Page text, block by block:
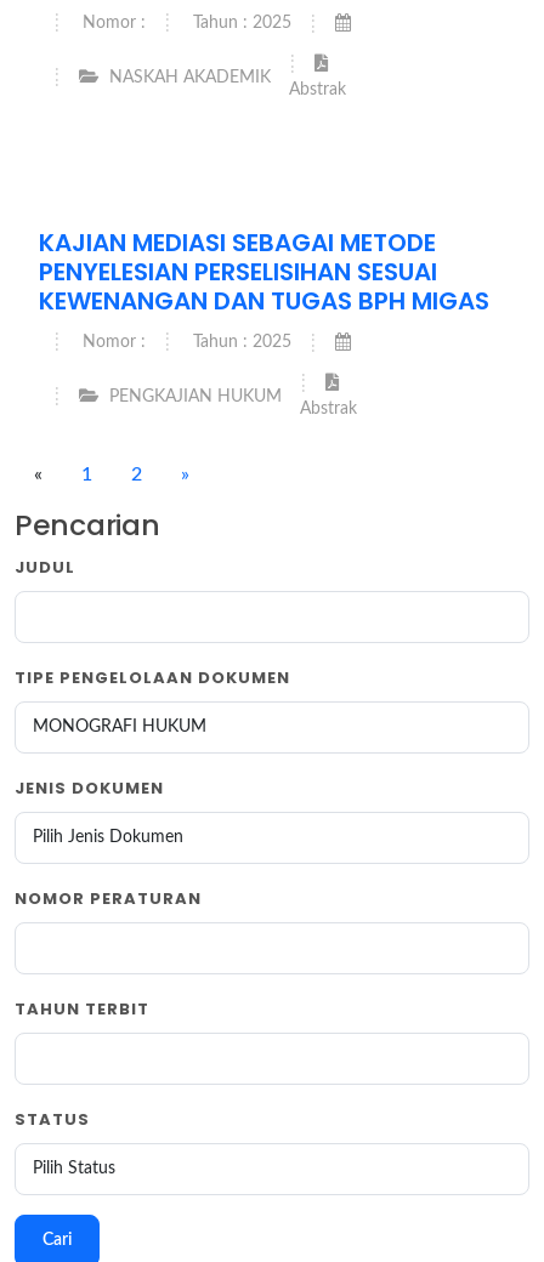
Nomor : Tahun : 2025
NASKAH AKADEMIK
Abstrak
KAJIAN MEDIASI SEBAGAI METODE
PENYELESIAN PERSELISIHAN SESUAI
KEWENANGAN DAN TUGAS BPH MIGAS
Nomor : Tahun : 2025
PENGKAJIAN HUKUM
Abstrak
« 1 2 »
Pencarian
JUDUL
TIPE PENGELOLAAN DOKUMEN
JENIS DOKUMEN
NOMOR PERATURAN
TAHUN TERBIT
STATUS
Cari